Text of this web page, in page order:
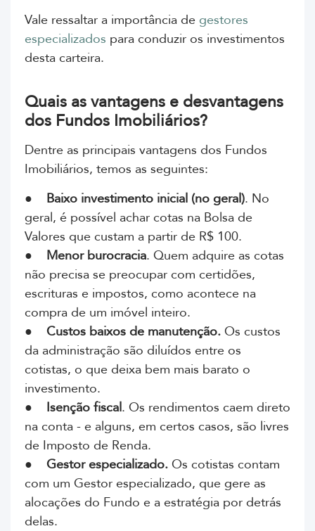
Vale ressaltar a importância de gestores
especializados para conduzir os investimentos
desta carteira.
Quais as vantagens e desvantagens
dos Fundos Imobiliários?
Dentre as principais vantagens dos Fundos
Imobiliários, temos as seguintes:
● Baixo investimento inicial (no geral). No
geral, é possível achar cotas na Bolsa de
Valores que custam a partir de R$ 100.
● Menor burocracia. Quem adquire as cotas
não precisa se preocupar com certidões,
escrituras e impostos, como acontece na
compra de um imóvel inteiro.
● Custos baixos de manutenção. Os custos
da administração são diluídos entre os
cotistas, o que deixa bem mais barato o
investimento.
● Isenção fiscal. Os rendimentos caem direto
na conta - e alguns, em certos casos, são livres
de Imposto de Renda.
● Gestor especializado. Os cotistas contam
com um Gestor especializado, que gere as
alocações do Fundo e a estratégia por detrás
delas.